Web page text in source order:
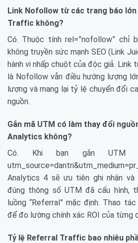
Link Nofollow từ các trang báo lớn
Traffic không?
Có. Thuộc tính rel=”nofollow” chỉ
không truyền sức mạnh SEO (Link
hành vi nhấp chuột của độc giả. Link
là Nofollow vẫn điều hướng lượng
lượng và mang lại tỷ lệ chuyển đổi
nguồn.
Gắn mã UTM có làm thay đổi
Analytics không?
Có. Khi bạn gắn UTM
Analytics 4 sẽ ưu tiên ghi nhận
đúng thông số UTM đã cấu hình,
luồng “Referral” mặc định. Thao
để đo lường chính xác ROI của từng
Tỷ lệ Referral Traffic bao nhiêu